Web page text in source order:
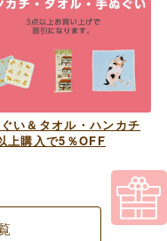
い＆タオル・ハンカチ
上購入で5％OFF